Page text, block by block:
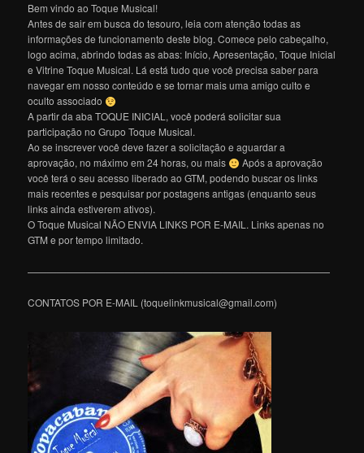
Bem vindo ao Toque Musical!
Antes de sair em busca do tesouro, leia com atenção todas as
informações de funcionamento deste blog. Comece pelo cabeçalho,
logo acima, abrindo todas as abas: Início, Apresentação, Toque Inicial
e Vitrine Toque Musical. Lá está tudo que você precisa saber para
navegar em nosso conteúdo e se tornar mais uma amigo culto e
oculto associado
A partir da aba TOQUE INICIAL, você poderá solicitar sua
participação no Grupo Toque Musical.
Ao se inscrever você deve fazer a solicitação e aguardar a
aprovação, no máximo em 24 horas, ou mais
Após a aprovação
você terá o seu acesso liberado ao GTM, podendo buscar os links
mais recentes e pesquisar por postagens antigas (enquanto seus
links ainda estiverem ativos).
O Toque Musical NÃO ENVIA LINKS POR E-MAIL. Links apenas no
GTM e por tempo limitado.
———————————————————————————————
CONTATOS POR E-MAIL (toquelinkmusical@gmail.com)